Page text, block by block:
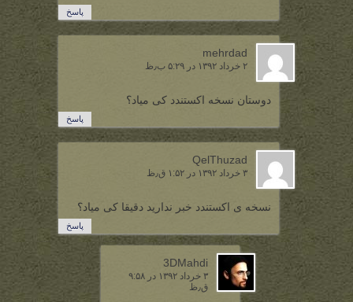
پاسخ
mehrdad
۲ خرداد ۱۳۹۲ در ۵:۲۹ ب٫ظ
دوستان نسخه اکستندد کی میاد؟
پاسخ
QelThuzad
۳ خرداد ۱۳۹۲ در ۱:۵۲ ق٫ظ
نسخه ی اکستندد خبر ندارید دقیقا کی میاد؟
پاسخ
3DMahdi
۳ خرداد ۱۳۹۲ در ۹:۵۸
ق٫ظ